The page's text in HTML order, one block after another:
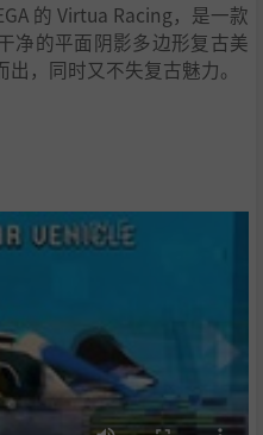
的 Virtua Racing，是一款
净的平面阴影多边形复古美
，同时又不失复古魅力。